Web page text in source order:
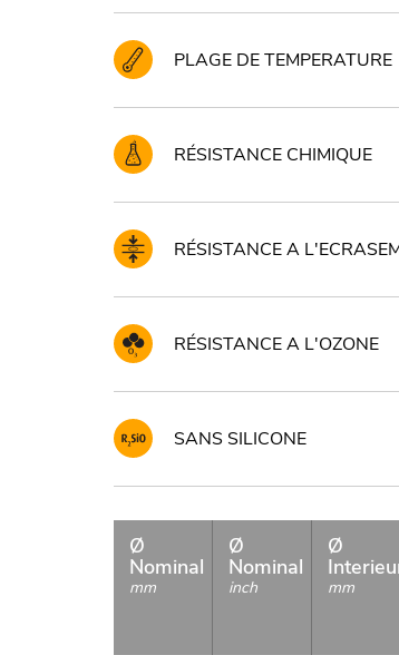
PLAGE DE TEMPERATURE
RÉSISTANCE CHIMIQUE
RÉSISTANCE A
RÉSISTANCE A L'OZONE
SANS SILICONE
Ø
Nominal
mm
Ø
Nominal
inch
Ø
mm